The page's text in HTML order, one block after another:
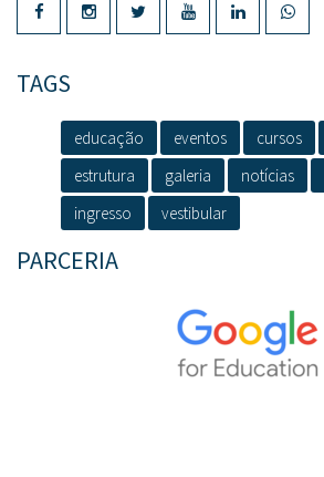
TAGS
educação eventos cursos
estrutura
galeria notícias
ingresso
vestibular
PARCERIA